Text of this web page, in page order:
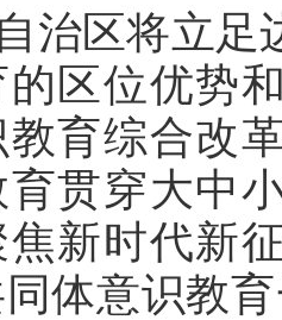
治区将立足
区位优势
育综合改
育贯穿大中
新时代新
体意识教